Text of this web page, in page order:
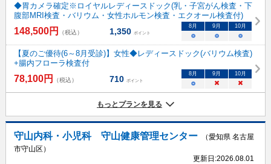
◆胃カメラ確定※ロイヤルレディースドック(乳・子宮がん検査・下
腹部MRI検査・バリウム・女性ホルモン検査・エクオール検査付)
148,500円 （税込） 1,350 ポイント
8 月 9 月 10月
○ ○ ○
【夏のご優待(6～8月受診)】女性◆レディースドック(バリウム検査)
+腸内フローラ検査付
78,100円 （税込） 710 ポイント
8 月 9 月 10月
○ × ×
もっとプランを見る
守山内科・小児科 守山健康管理センター
（愛知県 名古屋
市守山区）
更新日:2026.08.01